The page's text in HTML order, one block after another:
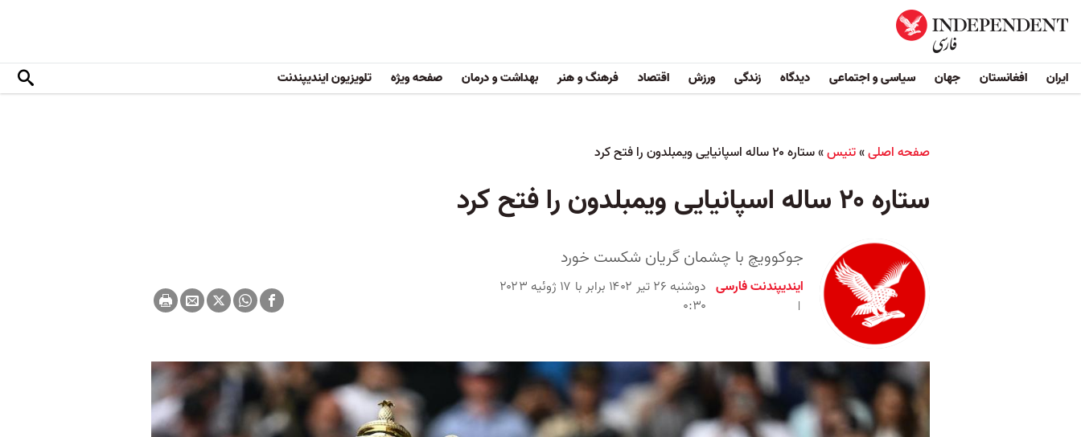
ایران افغانستان جهان سیاسی و اجتماعی دیدگاه زندگی ورزش اقتصاد فرهنگ و هنر بهداشت و درمان صفحه ویژه تلویزیون ایندیپندنت
صفحه اصلی»تنيس»ستاره ۲۰ ساله اسپانیایی ویمبلدون را فتح کرد
ستاره ۲۰ ساله اسپانیایی ویمبلدون را فتح کرد
جوکوویچ با چشمان گریان شکست خورد
ایندیپندنت فارسی
دوشنبه ۲۶ تیر ۱۴۰۲ برابر با ۱۷ ژوئیه ۲۰۲۳
۰:۳۰